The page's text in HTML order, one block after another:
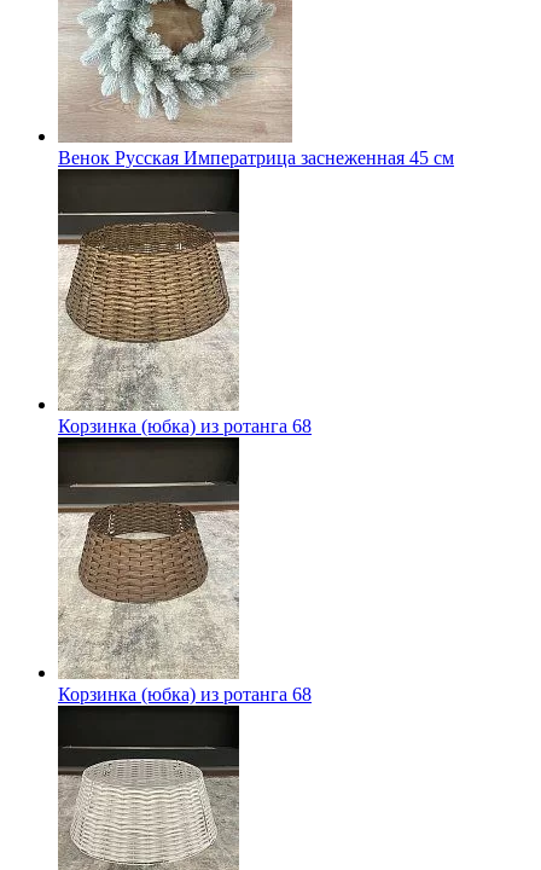
Венок Русская Императрица заснеженная 45 см
Корзинка (юбка) из ротанга 68
Корзинка (юбка) из ротанга 68